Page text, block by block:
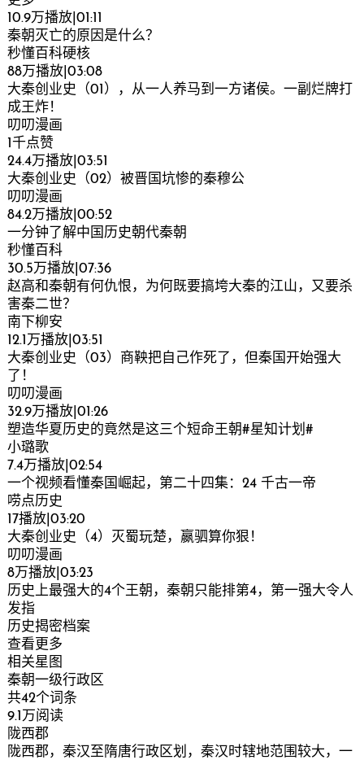
10.9万播放|01:11
秦朝灭亡的原因是什么？
秒懂百科硬核
88万播放|03:08
大秦创业史（01），从一人养马到一方诸侯。一副烂牌打
成王炸！
叨叨漫画
1千点赞
24.4万播放|03:51
大秦创业史（02）被晋国坑惨的秦穆公
叨叨漫画
84.2万播放|00:52
一分钟了解中国历史朝代秦朝
秒懂百科
30.5万播放|07:36
赵高和秦朝有何仇恨，为何既要搞垮大秦的江山，又要杀
害秦二世？
南下柳安
12.1万播放|03:51
大秦创业史（03）商鞅把自己作死了，但秦国开始强大
了！
叨叨漫画
32.9万播放|01:26
塑造华夏历史的竟然是这三个短命王朝#星知计划#
小璐歌
7.4万播放|02:54
一个视频看懂秦国崛起，第二十四集：24 千古一帝
唠点历史
17播放|03:20
大秦创业史（4）灭蜀玩楚，嬴驷算你狠！
叨叨漫画
8万播放|03:23
历史上最强大的4个王朝，秦朝只能排第4，第一强大令人
发指
历史揭密档案
查看更多
相关星图
秦朝一级行政区
共42个词条
9.1万阅读
陇西郡
陇西郡，秦汉至隋唐行政区划，秦汉时辖地范围较大，一